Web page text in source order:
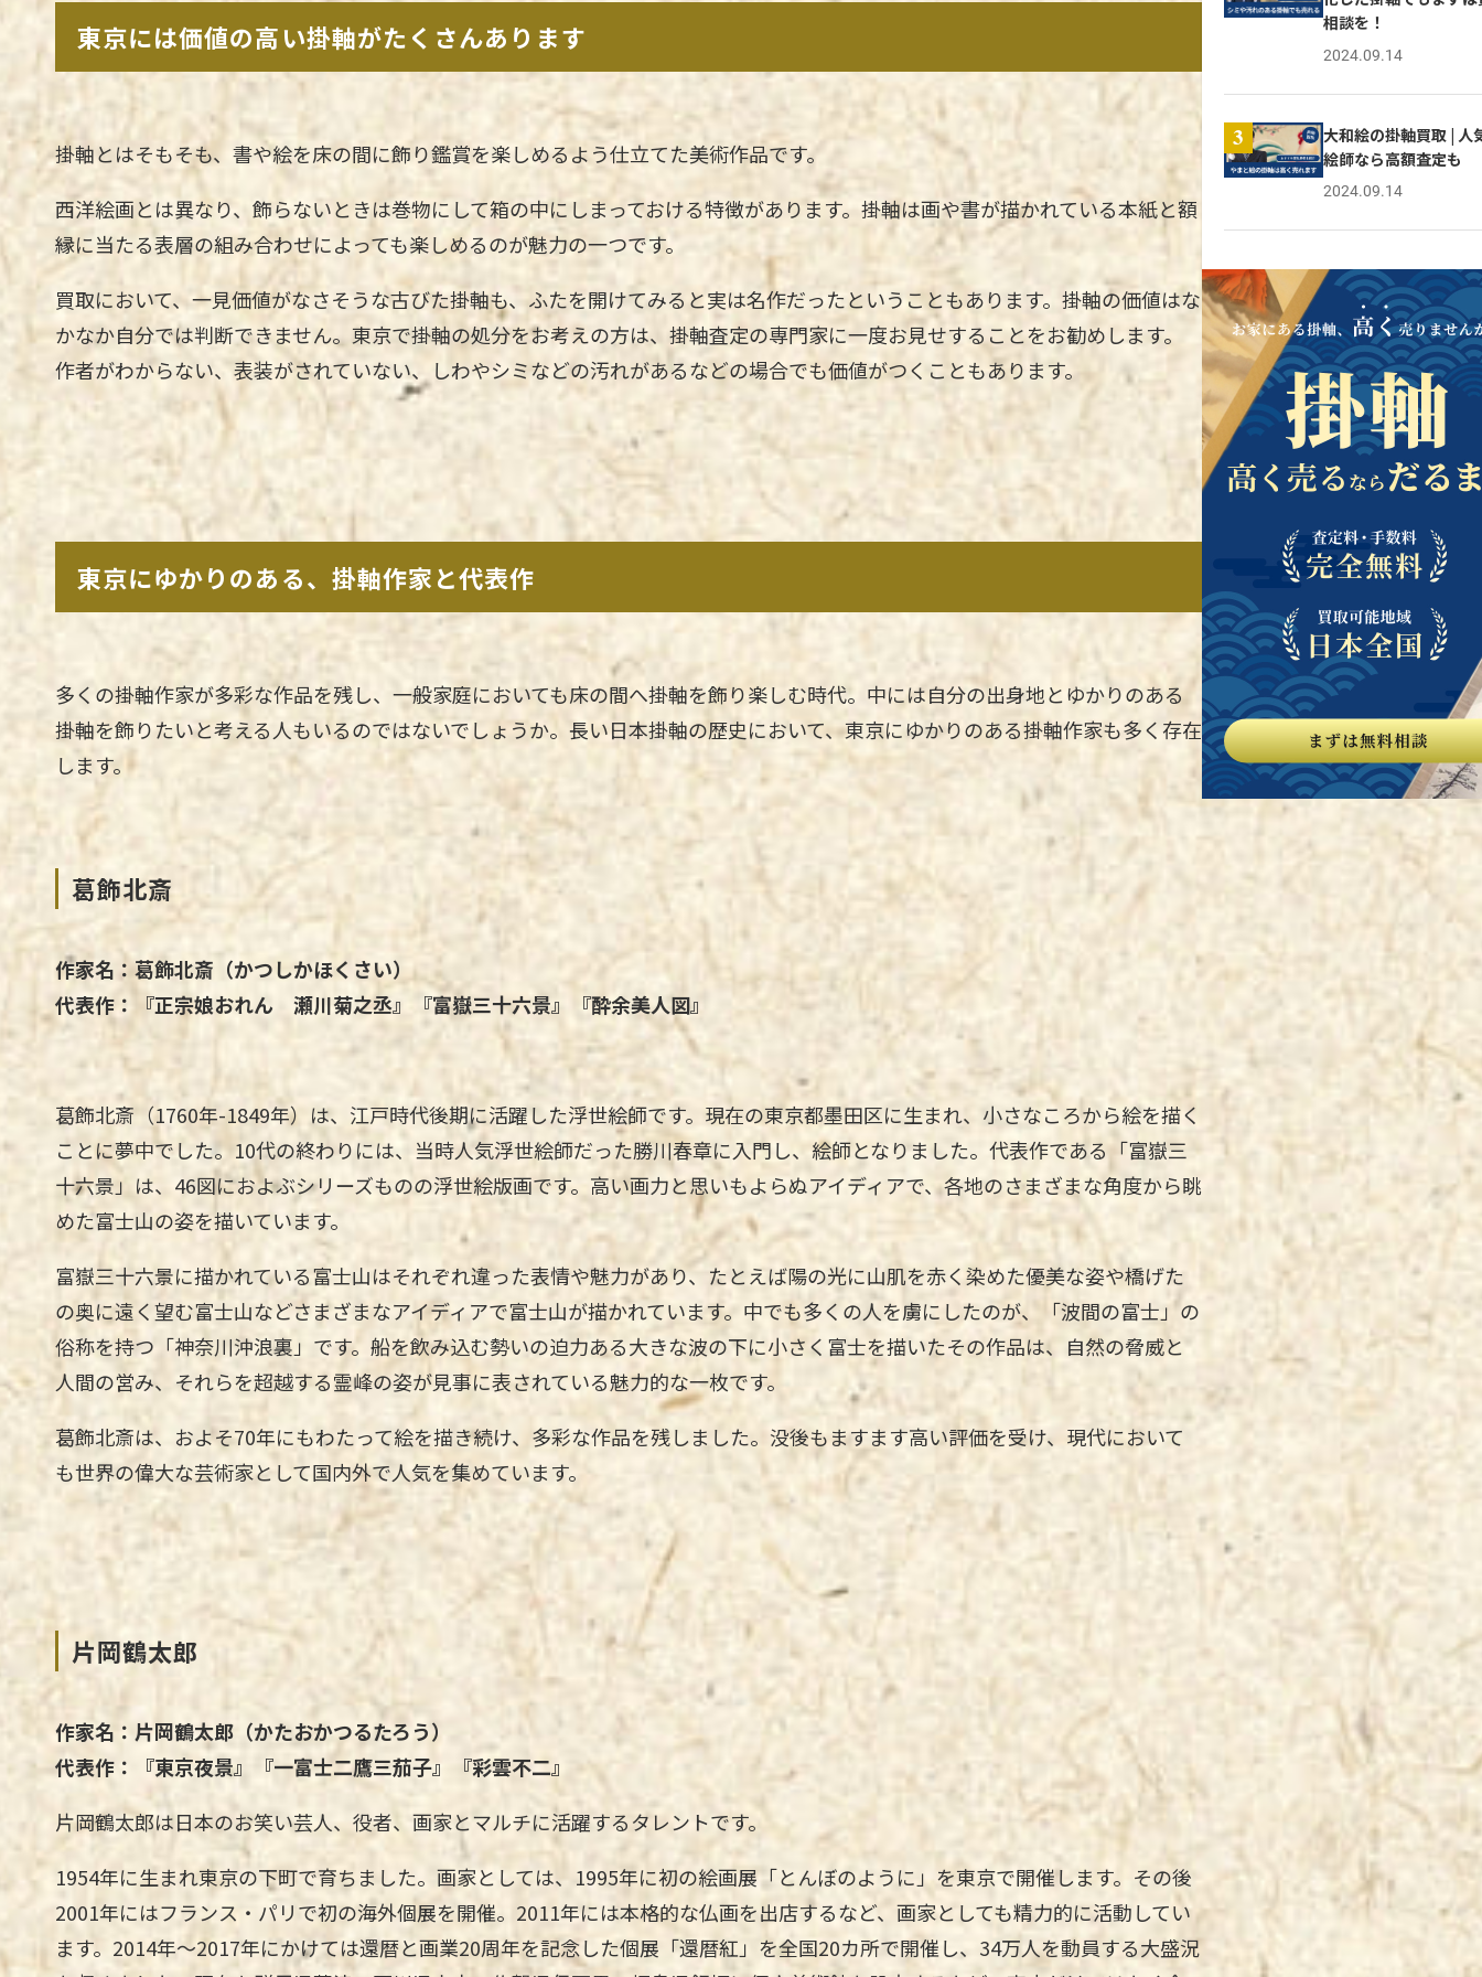
東京には価値の高い掛軸がたくさんあります
掛軸とはそもそも、書や絵を床の間に飾り鑑賞を楽しめるよう仕立てた美術作品です。
西洋絵画とは異なり、飾らないときは巻物にして箱の中にしまっておける特徴があります。掛軸は画や書が描かれている本紙と額
縁に当たる表層の組み合わせによっても楽しめるのが魅力の一つです。
買取において、一見価値がなさそうな古びた掛軸も、ふたを開けてみると実は名作だったということもあります。掛軸の価値はな
かなか自分では判断できません。東京で掛軸の処分をお考えの方は、掛軸査定の専門家に一度お見せすることをお勧めします。
作者がわからない、表装がされていない、しわやシミなどの汚れがあるなどの場合でも価値がつくこともあります。
東京にゆかりのある、掛軸作家と代表作
多くの掛軸作家が多彩な作品を残し、一般家庭においても床の間へ掛軸を飾り楽しむ時代。中には自分の出身地とゆかりのある
掛軸を飾りたいと考える人もいるのではないでしょうか。長い日本掛軸の歴史において、東京にゆかりのある掛軸作家も多く存在
します。
葛飾北斎
作家名：葛飾北斎（かつしかほくさい）
代表作：『正宗娘おれん 瀬川菊之丞』『富嶽三十六景』『酔余美人図』
葛飾北斎（1760年-1849年）は、江戸時代後期に活躍した浮世絵師です。現在の東京都墨田区に生まれ、小さなころから絵を描く
ことに夢中でした。10代の終わりには、当時人気浮世絵師だった勝川春章に入門し、絵師となりました。代表作である「富嶽三
十六景」は、46図におよぶシリーズものの浮世絵版画です。高い画力と思いもよらぬアイディアで、各地のさまざまな角度から眺
めた富士山の姿を描いています。
富嶽三十六景に描かれている富士山はそれぞれ違った表情や魅力があり、たとえば陽の光に山肌を赤く染めた優美な姿や橋げた
の奥に遠く望む富士山などさまざまなアイディアで富士山が描かれています。中でも多くの人を虜にしたのが、「波間の富士」の
俗称を持つ「神奈川沖浪裏」です。船を飲み込む勢いの迫力ある大きな波の下に小さく富士を描いたその作品は、自然の脅威と
人間の営み、それらを超越する霊峰の姿が見事に表されている魅力的な一枚です。
葛飾北斎は、およそ70年にもわたって絵を描き続け、多彩な作品を残しました。没後もますます高い評価を受け、現代において
も世界の偉大な芸術家として国内外で人気を集めています。
片岡鶴太郎
作家名：片岡鶴太郎（かたおかつるたろう）
代表作：『東京夜景』『一富士二鷹三茄子』『彩雲不二』
片岡鶴太郎は日本のお笑い芸人、役者、画家とマルチに活躍するタレントです。
1954年に生まれ東京の下町で育ちました。画家としては、1995年に初の絵画展「とんぼのように」を東京で開催します。その後
2001年にはフランス・パリで初の海外個展を開催。2011年には本格的な仏画を出店するなど、画家としても精力的に活動してい
ます。2014年～2017年にかけては還暦と画業20周年を記念した個展「還暦紅」を全国20カ所で開催し、34万人を動員する大盛況
相談を！
2024.09.14
3
大和絵の掛軸買取 | 人
絵師なら高額査定も
2024.09.14